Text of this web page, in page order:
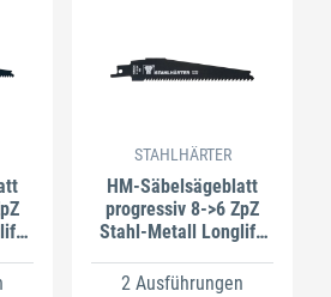
STAHLHÄRTER
HM-Säbelsägeblatt
progressiv 8->6 ZpZ
Stahl-Metall Longlife
2 Ausführungen